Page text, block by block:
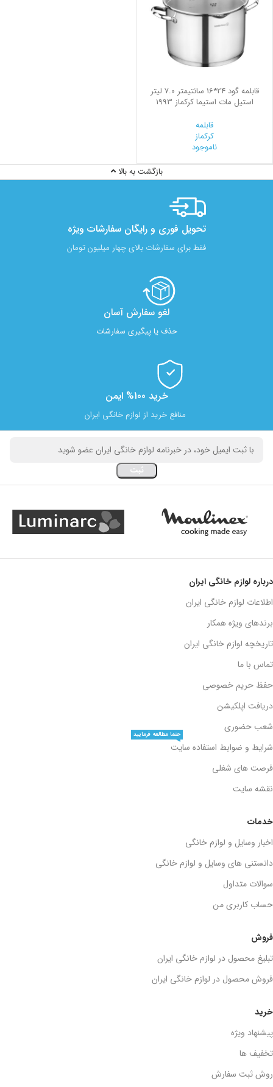
قابلمه گود 24*16 سانتیمتر 7.0 لیتر
استیل مات استیما کرکماز 1993
قابلمه
کرکماز
ناموجود
بازگشت به بالا
تحویل فوری و رایگان سفارشات ویژه
فقط برای سفارشات بالای چهار میلیون تومان
لغو سفارش آسان​
حذف یا پیگیری سفارشات
خرید 100% ایمن
منافع خرید از لوازم خانگی ایران
خرید
پیشنهاد ویژه
تخفیف ها
روش ثبت سفارش
فروش
تبلیغ محصول در لوازم خانگی ایران
فروش محصول در لوازم خانگی ایران
خدمات
اخبار وسایل و لوازم خانگی
دانستنی های وسایل و لوازم خانگی
سوالات متداول
حساب کاربری من
درباره لوازم خانگی ایران
اطلاعات لوازم خانگی ایران
برندهای ویژه همکار
تاریخچه لوازم خانگی ایران
تماس با ما
حفظ حریم خصوصی
دریافت اپلکیشن
شعب حضوری
شرایط و ضوابط استفاده سایت
حتما مطالعه فرمایید
فرصت های شغلی
نقشه سایت